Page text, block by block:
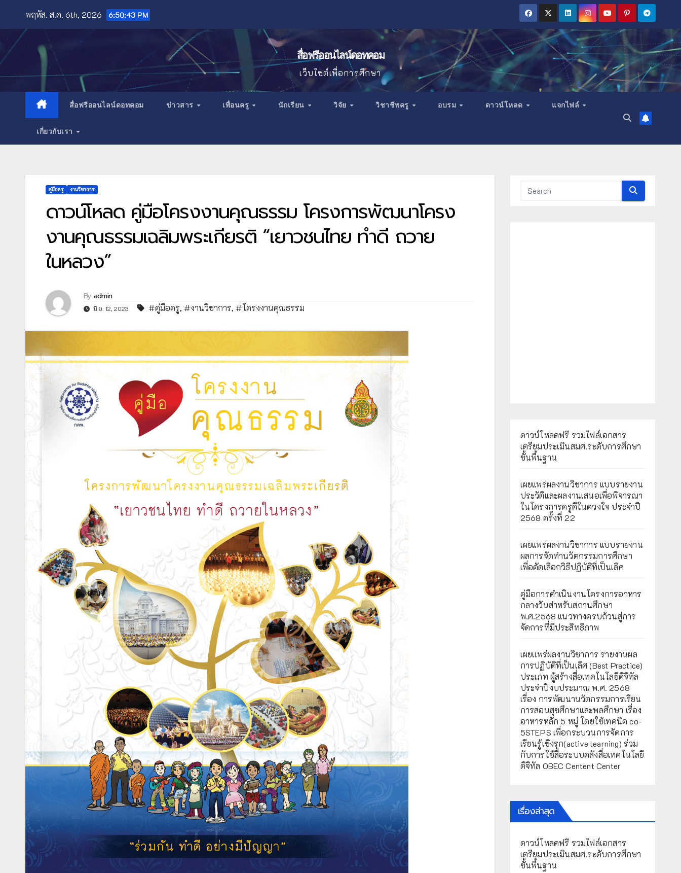
content
พฤหัส. ส.ค. 6th, 2026 6:50:45 PM
สื่อฟรีออนไลน์ดอทคอม
เว็บไซต์เพื่อการศึกษา
สื่อฟรีออนไลน์ดอทคอม ข่าวสาร เพื่อนครู นักเรียน วิจัย วิชาชีพครู อบรม ดาวน์โหลด แจกไฟล์
เกี่ยวกับเรา
คู่มือครู งานวิชาการ
ดาวน์โหลด คู่มือโครงงานคุณธรรม โครงการพัฒนาโครง
งานคุณธรรมเฉลิมพระเกียรติ “เยาวชนไทย ทำดี ถวาย
ในหลวง”
By admin
มิ.ย. 12, 2023 #คู่มือครู, #งานวิชาการ, #โครงงานคุณธรรม
ดาวน์โหลดฟรี รวมไฟล์เอกสาร
เตรียมประเมินสมศ.ระดับการศึกษา
ขั้นพื้นฐาน
เผยแพร่ผลงานวิชาการ แบบรายงาน
ประวัติและผลงานเสนอเพื่อพิจารณา
ในโครงการครูดีในดวงใจ ประจำปี
2568 ครั้งที่ 22
เผยแพร่ผลงานวิชาการ แบบรายงาน
ผลการจัดทำนวัตกรรมการศึกษา
เพื่อคัดเลือกวิธีปฏิบัติที่เป็นเลิศ
คู่มือการดำเนินงานโครงการอาหาร
กลางวันสำหรับสถานศึกษา
พ.ศ.2568 แนวทางครบถ้วนสู่การ
จัดการที่มีประสิทธิภาพ
เผยเเพร่ผลงานวิชาการ รายงานผล
การปฏิบัติที่เป็นเลิศ (Best Practice)
ประเภท ผู้สร้างสื่อเทคโนโลยีดิจิทัล
ประจำปีงบประมาณ พ.ศ. 2568
เรื่อง การพัฒนานวัตกรรมการเรียน
การสอนสุขศึกษาและพลศึกษา เรื่อง
อาหารหลัก 5 หมู่ โดยใช้เทคนิค co-
5STEPS เพื่อกระบวนการจัดการ
เรียนรู้เชิงรุก(active learning) ร่วม
กับการใช้สื่อระบบคลังสื่อเทคโนโลยี
ดิจิทัล OBEC Centent Center
เรื่องล่าสุด
ดาวน์โหลดฟรี รวมไฟล์เอกสาร
เตรียมประเมินสมศ.ระดับการศึกษา
ขั้นพื้นฐาน